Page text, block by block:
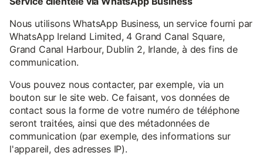
Nous utilisons WhatsApp Business, un service fourni par
WhatsApp Ireland Limited, 4 Grand Canal Square,
Grand Canal Harbour, Dublin 2, Irlande, à des fins de
communication.
Vous pouvez nous contacter, par exemple, via un
bouton sur le site web. Ce faisant, vos données de
contact sous la forme de votre numéro de téléphone
seront traitées, ainsi que des métadonnées de
communication (par exemple, des informations sur
l'appareil, des adresses IP).